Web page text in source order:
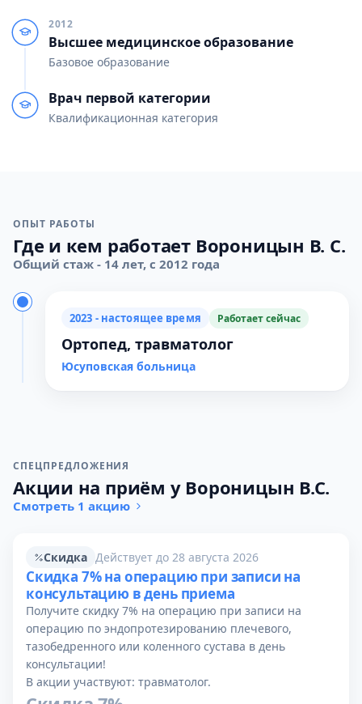
2012
Высшее медицинское образование
Базовое образование
Врач первой категории
Квалификационная категория
ОПЫТ РАБОТЫ
Где и кем работает Вороницын В. С.
Общий стаж - 14 лет, с 2012 года
2023 - настоящее время Работает сейчас
Ортопед, травматолог
Юсуповская больница
СПЕЦПРЕДЛОЖЕНИЯ
Акции на приём у Вороницын В.С.
Смотреть 1 акцию
Скидка Действует до 28 августа 2026
Скидка 7% на операцию при записи на
консультацию в день приема
Получите скидку 7% на операцию при записи на
операцию по эндопротезированию плечевого,
тазобедренного или коленного сустава в день
консультации!
В акции участвуют: травматолог.